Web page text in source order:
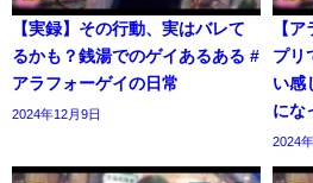
【実録】その行動、実はバレて
るかも？銭湯でのゲイあるある #
アラフォーゲイの日常
2024年12月9日
【
プリ
い感
にな
2024